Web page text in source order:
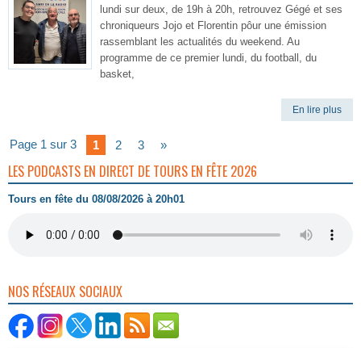
lundi sur deux, de 19h à 20h, retrouvez Gégé et ses
chroniqueurs Jojo et Florentin pôur une émission
rassemblant les actualités du weekend. Au
programme de ce premier lundi, du football, du
basket,
En lire plus
Page 1 sur 3 1 2 3 »
LES PODCASTS EN DIRECT DE TOURS EN FÊTE 2026
Tours en fête du 08/08/2026 à 20h01
NOS RÉSEAUX SOCIAUX